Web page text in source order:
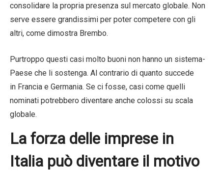
consolidare la propria presenza sul mercato globale. Non
serve essere grandissimi per poter competere con gli
altri, come dimostra Brembo.
Purtroppo questi casi molto buoni non hanno un sistema-
Paese che li sostenga. Al contrario di quanto succede
in Francia e Germania. Se ci fosse, casi come quelli
nominati potrebbero diventare anche colossi su scala
globale.
La forza delle imprese in
Italia può diventare il motivo